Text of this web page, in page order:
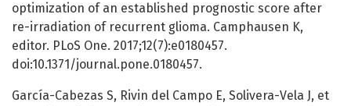
optimization of an established prognostic score after
re-irradiation of recurrent glioma. Camphausen K,
editor. PLoS One. 2017;12(7):e0180457.
doi:10.1371/journal.pone.0180457.
García-Cabezas S, Rivin del Campo E, Solivera-Vela J, et